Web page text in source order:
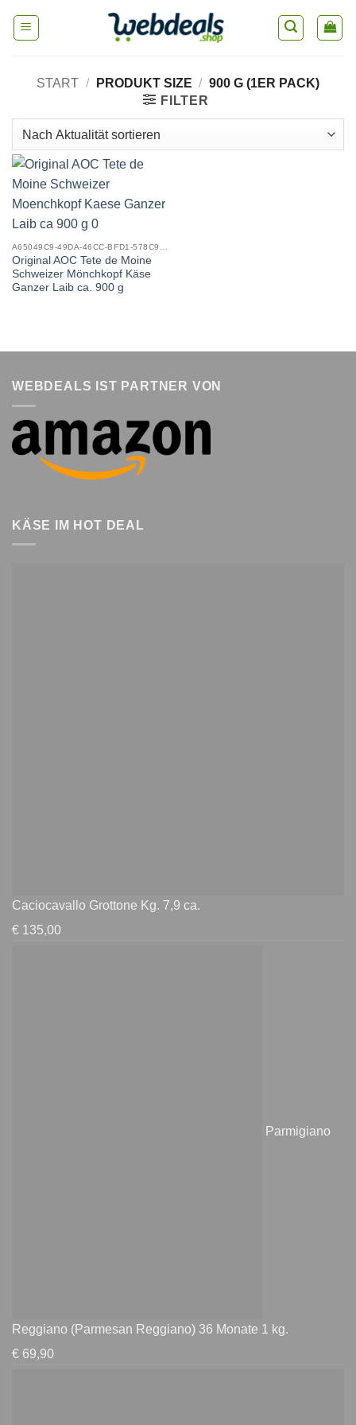
START / PRODUKT SIZE / 900 G (1ER PACK)
FILTER
Original AOC Tete de Moine
Schweizer Mönchkopf Käse
Ganzer Laib ca. 900 g
WEBDEALS IST PARTNER VON
KÄSE IM HOT DEAL
Caciocavallo Grottone Kg. 7,9 ca.
€ 135,00
Parmigiano
Reggiano (Parmesan Reggiano) 36 Monate 1 kg.
€ 69,90